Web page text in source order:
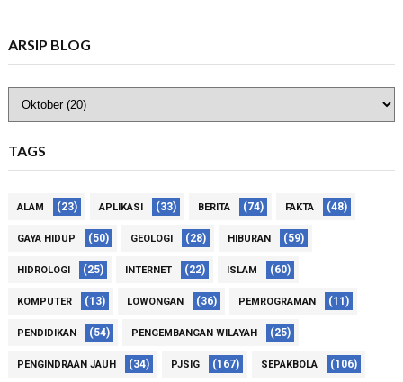
ARSIP BLOG
TAGS
ALAM (23) APLIKASI (33) BERITA (74) FAKTA (48)
GAYA HIDUP (50) GEOLOGI (28) HIBURAN (59)
HIDROLOGI (25) INTERNET (22) ISLAM (60)
KOMPUTER (13) LOWONGAN (36) PEMROGRAMAN (11)
PENDIDIKAN (54) PENGEMBANGAN WILAYAH (25)
PENGINDRAAN JAUH (34) PJSIG (167) SEPAKBOLA (106)